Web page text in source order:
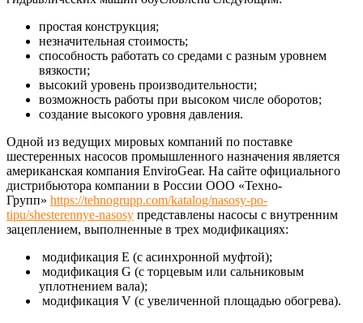
простая конструкция;
незначительная стоимость;
способность работать со средами с разным уровнем
вязкости;
высокий уровень производительности;
возможность работы при высоком числе оборотов;
создание высокого уровня давления.
Одной из ведущих мировых компаний по поставке
шестеренных насосов промышленного назначения является
американская компания EnviroGear. На сайте официального
дистрибьютора компании в России ООО «Техно-
Групп» https://tehnogrupp.com/katalog/nasosy-po-
tipu/shesterennye-nasosy представлены насосы с внутренним
зацеплением, выполненные в трех модификациях:
модификация Е (с асинхронной муфтой);
модификация G (с торцевым или сальниковым
уплотнением вала);
модификация V (с увеличенной площадью обогрева).